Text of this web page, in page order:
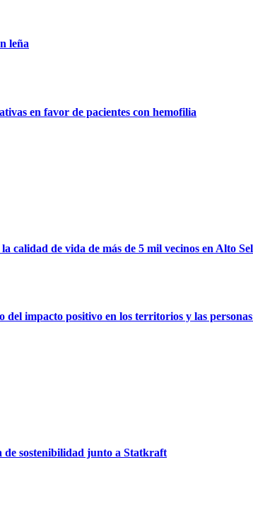
leña
en favor de pacientes con hemofilia
calidad de vida de más de 5 mil vecinos en Alto
impacto positivo en los territorios y las
de sostenibilidad junto a Statkraft